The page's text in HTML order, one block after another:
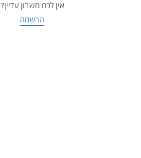
אין לכם חשבון עדיין?
הרשמה